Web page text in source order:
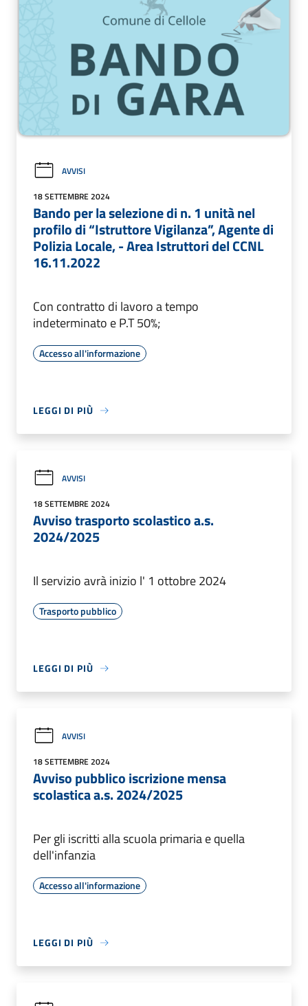
AVVISI
18 SETTEMBRE 2024
Bando per la selezione di n. 1 unità nel
profilo di “Istruttore Vigilanza”, Agente di
Polizia Locale, - Area Istruttori del CCNL
16.11.2022
Con contratto di lavoro a tempo
indeterminato e P.T 50%;
Accesso all'informazione
LEGGI DI PIÙ
AVVISI
18 SETTEMBRE 2024
Avviso trasporto scolastico a.s.
2024/2025
Il servizio avrà inizio l' 1 ottobre 2024
Trasporto pubblico
LEGGI DI PIÙ
AVVISI
18 SETTEMBRE 2024
Avviso pubblico iscrizione mensa
scolastica a.s. 2024/2025
Per gli iscritti alla scuola primaria e quella
dell'infanzia
Accesso all'informazione
LEGGI DI PIÙ